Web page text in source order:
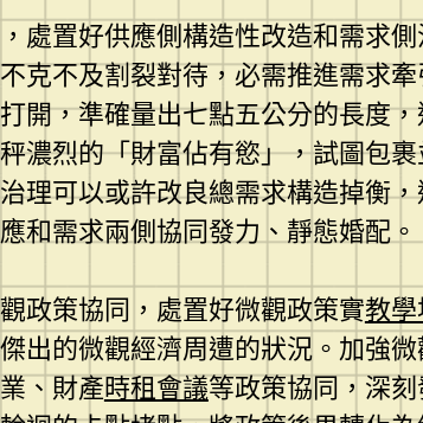
處置好供應側構造性改造和需求
克不及割裂對待，必需推進需求
開，準確量出七點五公分的長度
濃烈的「財富佔有慾」，試圖包
理可以或許改良總需求構造掉衡
和需求兩側協同發力、靜態婚配。
政策協同，處置好微觀政策實教
出的微觀經濟周遭的狀況。加強
、財產時租會議等政策協同，深